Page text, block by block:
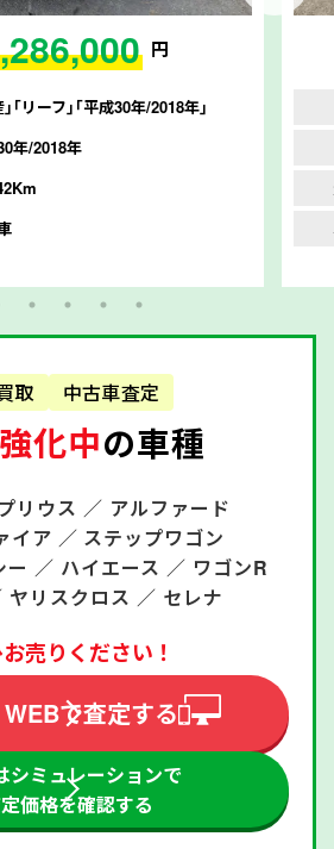
円
｣｢リーフ｣｢平成30年/2018年｣
年/2018年
取 中古車査定
化中の車種
リウス ／ アルファード
イア ／ ステップワゴン
ー ／ ハイエース ／ ワゴンR
ヤリスクロス ／ セレナ
売りください！
WEBで査定する
シミュレーションで
価格を確認する